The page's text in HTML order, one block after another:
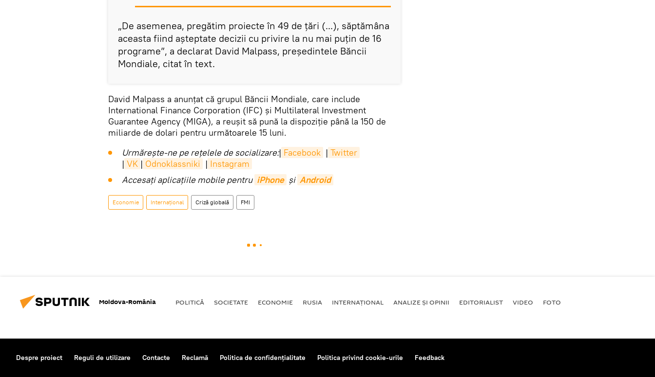
„De asemenea, pregătim proiecte în 49 de țări (...), săptămâna
aceasta fiind aşteptate decizii cu privire la nu mai puțin de 16
programe”, a declarat David Malpass, președintele Băncii
Mondiale, citat în text.
David Malpass a anunţat că grupul Băncii Mondiale, care include
International Finance Corporation (IFC) și Multilateral Investment
Guarantee Agency (MIGA), a reuşit să pună la dispoziţie până la 150 de
miliarde de dolari pentru următoarele 15 luni.
Urmărește-ne pe rețelele de socializare:| Facebook | Twitter
| VK | Odnoklassniki | Instagram
Accesaţi aplicaţiile mobile pentru iPhone și Android
Economie Internaţional Criză globală FMI
Moldova-România POLITICĂ SOCIETATE ECONOMIE RUSIA INTERNAŢIONAL ANALIZE ȘI OPINII EDITORIALIST VIDEO FOTO
Despre proiect Reguli de utilizare Contacte Reclamă Politica de confidențialitate Politica privind cookie-urile Feedback